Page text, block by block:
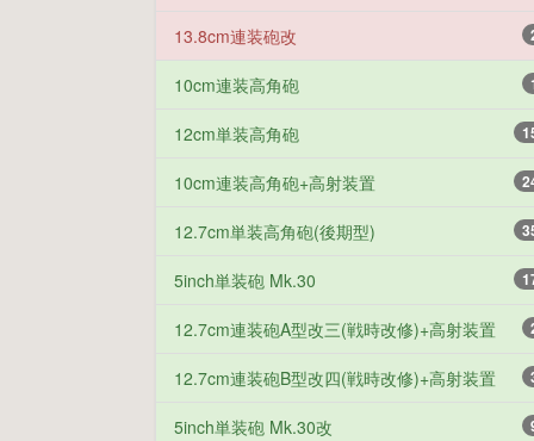
13.8cm連装砲改
10cm連装高角砲
12cm単装高角砲
10cm連装高角砲+高射装置
12.7cm単装高角砲(後期型)
5inch単装砲 Mk.30
12.7cm連装砲A型改三(戦時改修)+高射装置
12.7cm連装砲B型改四(戦時改修)+高射装置
5inch単装砲 Mk.30改